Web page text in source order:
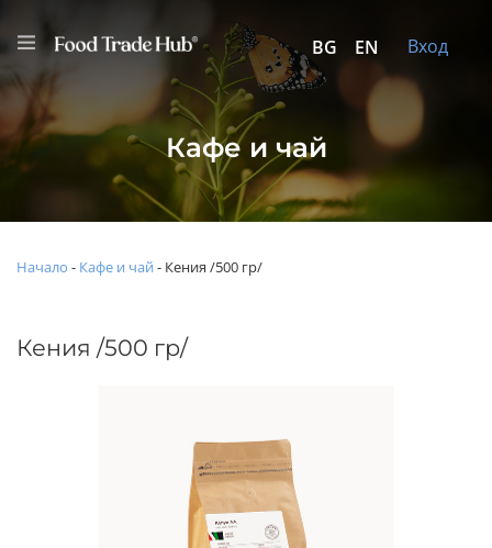
BG EN Вход
Кафе и чай
Начало - Кафе и чай - Кения /500 гр/
Кения /500 гр/